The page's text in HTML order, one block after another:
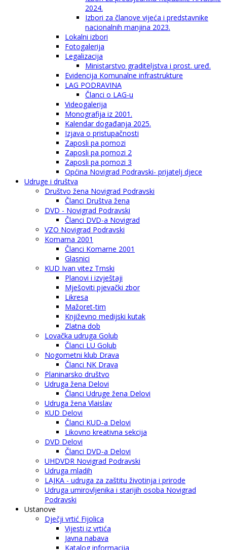
2024.
Izbori za članove vijeća i predstavnike
nacionalnih manjina 2023.
Lokalni izbori
Fotogalerija
Legalizacija
Ministarstvo graditeljstva i prost. uređ.
Evidencija Komunalne infrastrukture
LAG PODRAVINA
Članci o LAG-u
Videogalerija
Monografija iz 2001.
Kalendar događanja 2025.
Izjava o pristupačnosti
Zaposli pa pomozi
Zaposli pa pomozi 2
Zaposli pa pomozi 3
Općina Novigrad Podravski- prijatelj djece
Udruge i društva
Društvo žena Novigrad Podravski
Članci Društva žena
DVD - Novigrad Podravski
Članci DVD-a Novigrad
VZO Novigrad Podravski
Komarna 2001
Članci Komarne 2001
Glasnici
KUD Ivan vitez Trnski
Planovi i izvještaji
Mješoviti pjevački zbor
Likresa
Mažoret-tim
Književno medijski kutak
Zlatna dob
Lovačka udruga Golub
Članci LU Golub
Nogometni klub Drava
Članci NK Drava
Planinarsko društvo
Udruga žena Delovi
Članci Udruge žena Delovi
Udruga žena Vlaislav
KUD Delovi
Članci KUD-a Delovi
Likovno kreativna sekcija
DVD Delovi
Članci DVD-a Delovi
UHDVDR Novigrad Podravski
Udruga mladih
LAJKA - udruga za zaštitu životinja i prirode
Udruga umirovljenika i starijih osoba Novigrad
Podravski
Ustanove
Dječji vrtić Fijolica
Vijesti iz vrtića
Javna nabava
Katalog informacija